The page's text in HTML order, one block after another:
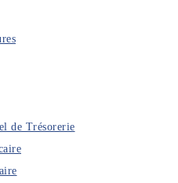
de Trésorerie